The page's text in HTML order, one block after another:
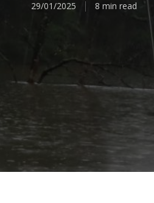
29/01/2025 8 min read